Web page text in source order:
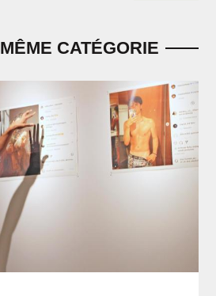
CATÉGORIE